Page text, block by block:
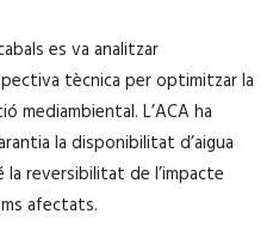
es va analitzar
tècnica per optimitzar la
mediambiental. L’ACA ha
la disponibilitat d’aigua
la reversibilitat de l’impacte
afectats.